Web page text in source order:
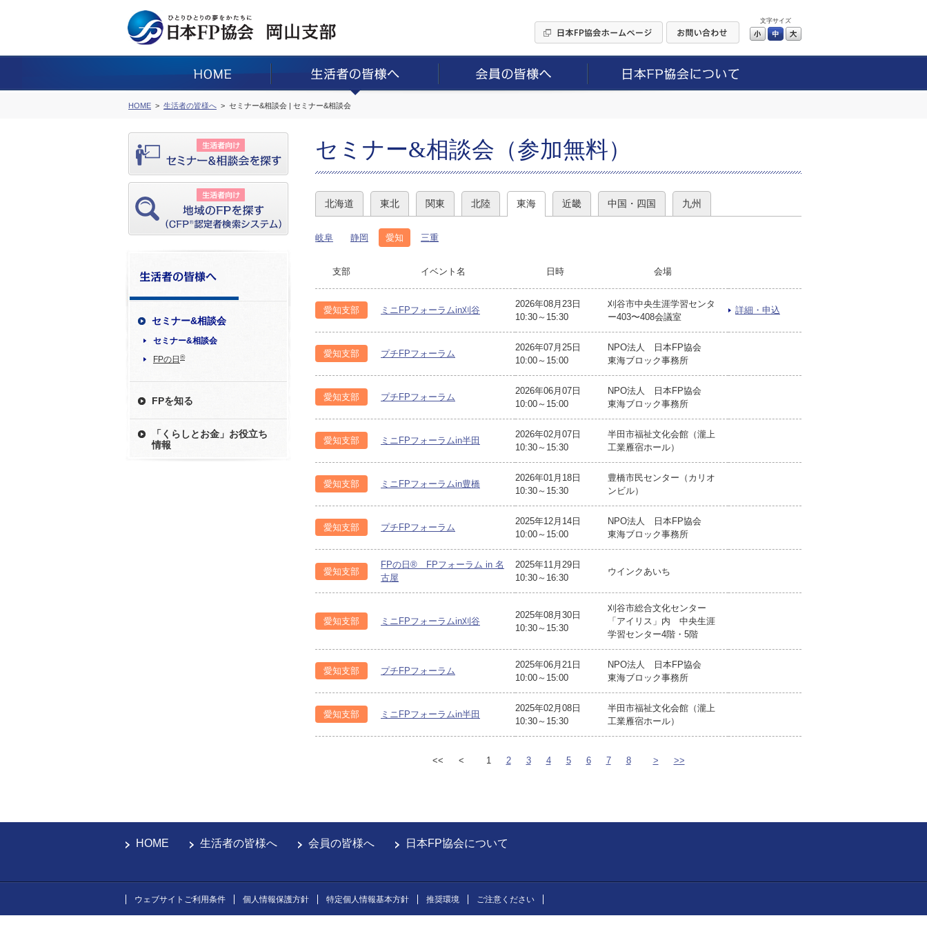
文字サイズ
小 中
HOME 生活者の皆様へ セミナー&相談会 | セミナー&相談会
セミナー&相談会
セミナー&相談会
FPの日 ®
FPを知る
「くらしとお金」お役立ち
情報
セミナー&相談会（参加無料）
北海道 東北 関東 北陸 東海 近畿 中国・四国 九州
岐阜 静岡 愛知 三重
支部 イベント名 日時 会場
愛知支部 ミニFPフォーラムin刈谷
2026年08月23日
10:30～15:30
刈谷市中央生涯学習センタ
ー403〜408会議室
詳細・申込
愛知支部 プチFPフォーラム
2026年07月25日
10:00～15:00
NPO法人 日本FP協会
東海ブロック事務所
愛知支部 プチFPフォーラム
2026年06月07日
10:00～15:00
NPO法人 日本FP協会
東海ブロック事務所
愛知支部 ミニFPフォーラムin半田
2026年02月07日
10:30～15:30
半田市福祉文化会館（瀧上
工業雁宿ホール）
愛知支部 ミニFPフォーラムin豊橋
2026年01月18日
10:30～15:30
豊橋市民センター（カリオ
ンビル）
愛知支部 プチFPフォーラム
2025年12月14日
10:00～15:00
NPO法人 日本FP協会
東海ブロック事務所
愛知支部
FPの日® FPフォーラム in 名
古屋
2025年11月29日
10:30～16:30
ウインクあいち
愛知支部 ミニFPフォーラムin刈谷
2025年08月30日
10:30～15:30
刈谷市総合文化センター
「アイリス」内 中央生涯
学習センター4階・5階
愛知支部 プチFPフォーラム
2025年06月21日
10:00～15:00
NPO法人 日本FP協会
東海ブロック事務所
愛知支部 ミニFPフォーラムin半田
2025年02月08日
10:30～15:30
半田市福祉文化会館（瀧上
工業雁宿ホール）
<< < 1 2 3 4 5 6 7 8 > >>
HOME 生活者の皆様へ 会員の皆様へ 日本FP協会について
ウェブサイトご利用条件 個人情報保護方針 特定個人情報基本方針 推奨環境 ご注意ください